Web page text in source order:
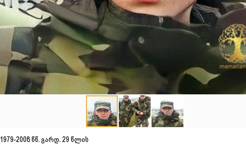
1979-2008 წწ. გარდ. 29 წლის